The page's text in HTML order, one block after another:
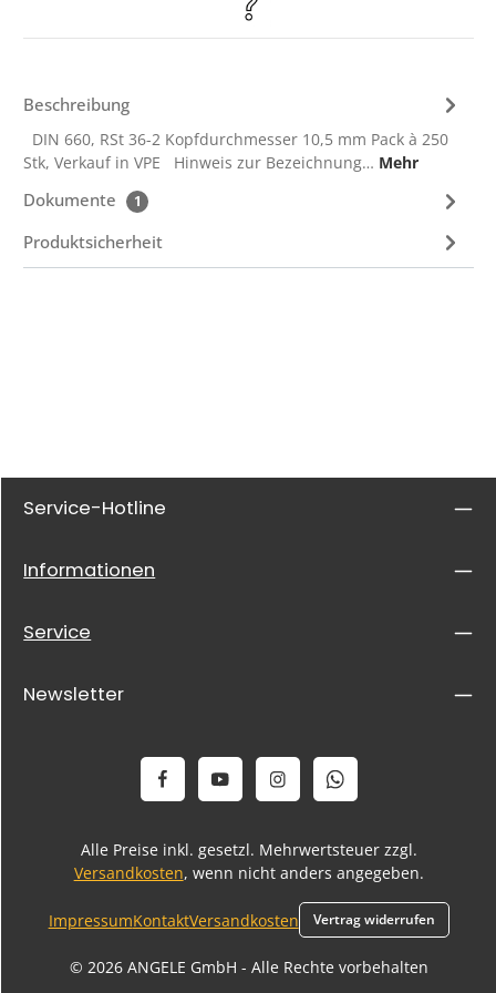
Beschreibung
DIN 660, RSt 36-2 Kopfdurchmesser 10,5 mm Pack à 250
Stk, Verkauf in VPE Hinweis zur Bezeichnung… Mehr
Dokumente 1
Produktsicherheit
Service-Hotline
Informationen
Service
Newsletter
Alle Preise inkl. gesetzl. Mehrwertsteuer zzgl.
Versandkosten, wenn nicht anders angegeben.
© 2026 ANGELE GmbH - Alle Rechte vorbehalten
ImpressumKontaktVersandkosten Vertrag widerrufen